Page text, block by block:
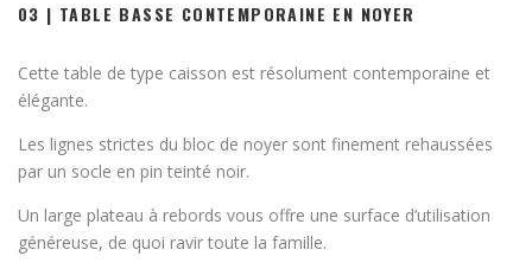
03 | TABLE BASSE CONTEMPORAINE EN NOYER
Cette table de type caisson est résolument contemporaine et
élégante.
Les lignes strictes du bloc de noyer sont finement rehaussées
par un socle en pin teinté noir.
Un large plateau à rebords vous offre une surface d’utilisation
généreuse, de quoi ravir toute la famille.